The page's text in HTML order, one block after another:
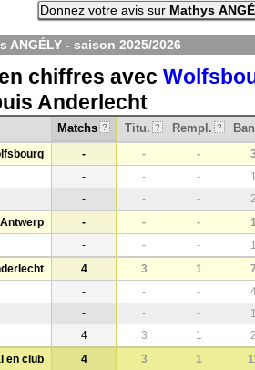
Donnez votre avis sur Mathys
ANGÉLY - saison 2025/2026
chiffres avec
Anderlecht
Matchs ? Titu. ? Rempl. ?
- - -
- - -
- - -
- - -
- - -
4 3 1
- - -
- - -
4 3 1
en club
4 3 1